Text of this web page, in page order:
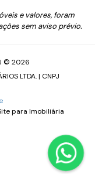
e valores, foram
sem aviso prévio.
© 2026
LTDA. | CNPJ
para Imobiliária